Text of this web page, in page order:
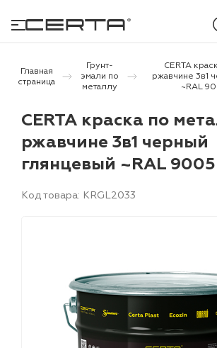
и дачи
бетону,
Главная
страница
Грунт-
эмали по
металлу
CERTA
ржавчине 3в1
~RAL
CERTA краска по
ржавчине 3в1 черный
глянцевый ~RAL
Код товара: KRGL2033